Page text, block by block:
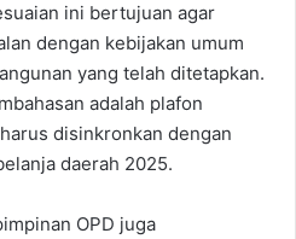
ini bertujuan agar
dengan kebijakan umum
yang telah ditetapkan.
adalah plafon
disinkronkan dengan
daerah 2025.
OPD juga